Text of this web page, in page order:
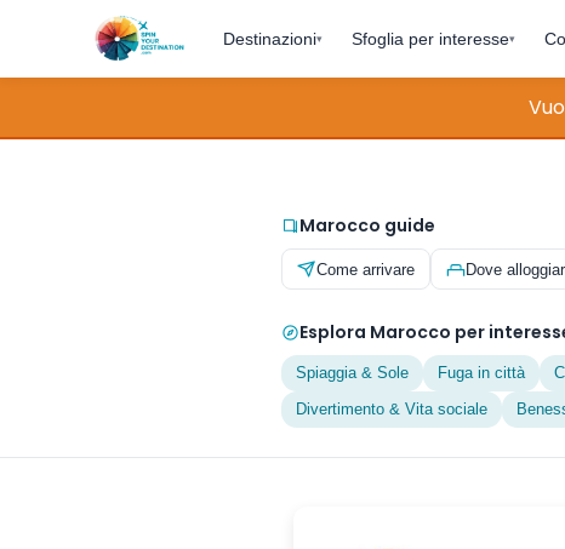
Destinazioni▾ Sfoglia per interesse▾
Marocco guide
Come arrivare Dove
Esplora Marocco per
Spiaggia & Sole Fuga in città
Divertimento & Vita sociale